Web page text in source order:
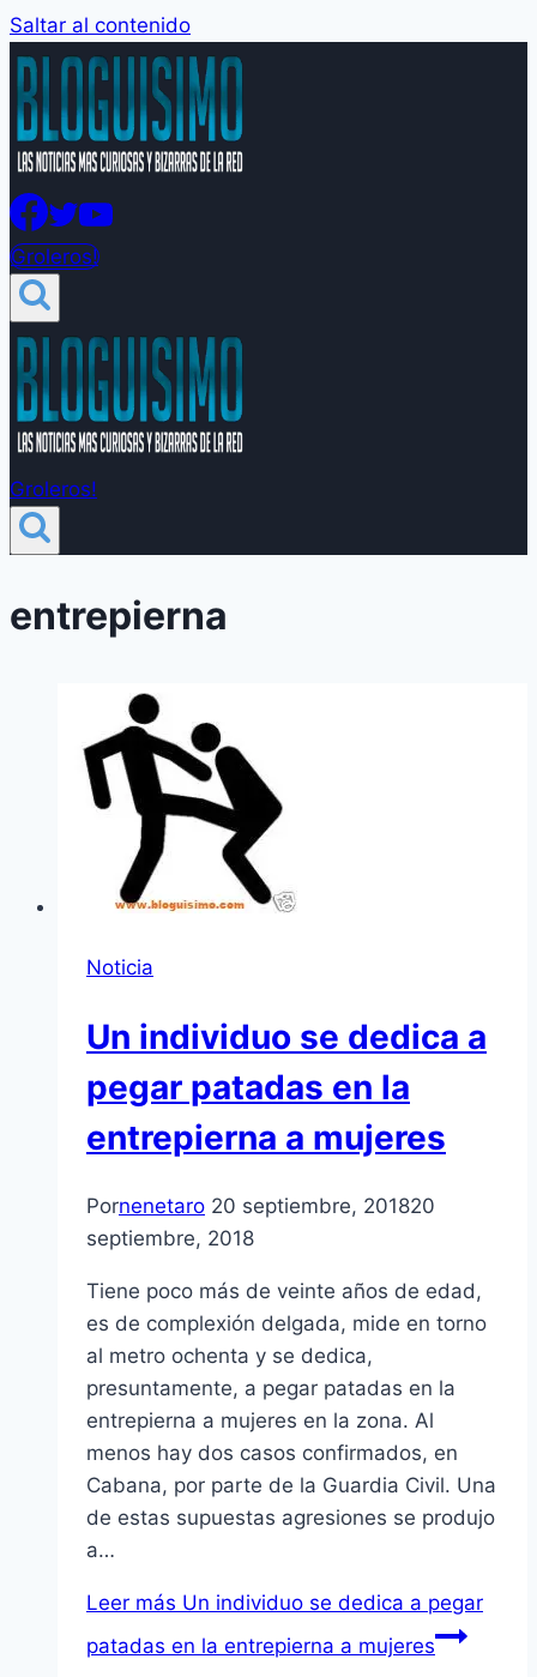
Saltar al contenido
Groleros!
Groleros!
entrepierna
Noticia
Un individuo se dedica a
pegar patadas en la
entrepierna a mujeres
Pornenetaro 20 septiembre, 201820
septiembre, 2018
Tiene poco más de veinte años de edad,
es de complexión delgada, mide en torno
al metro ochenta y se dedica,
presuntamente, a pegar patadas en la
entrepierna a mujeres en la zona. Al
menos hay dos casos confirmados, en
Cabana, por parte de la Guardia Civil. Una
de estas supuestas agresiones se produjo
a…
Leer más Un individuo se dedica a pegar
patadas en la entrepierna a mujeres